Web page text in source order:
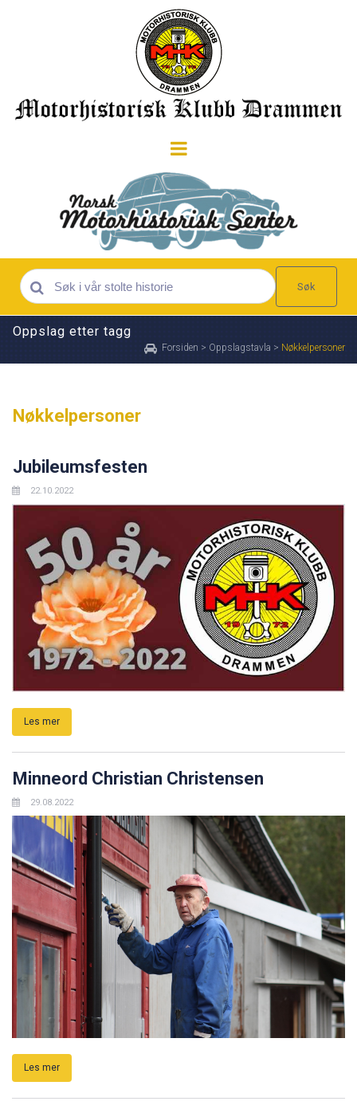
Søk
Oppslag etter tagg
Forsiden > Oppslagstavla > Nøkkelpersoner
Nøkkelpersoner
Jubileumsfesten
22.10.2022
Les mer
Minneord Christian Christensen
29.08.2022
Les mer